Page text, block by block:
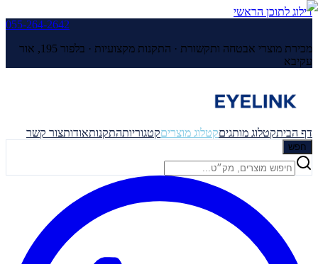
דילוג לתוכן הראשי
055-264-2642
מכירת מוצרי אבטחה ותקשורת · התקנות מקצועיות ·
בלפור 195, אור
עקיבא
דף הביתקטלוג מותגיםקטלוג מוצריםקטגוריותהתקנותאודותצור קשר
חפש